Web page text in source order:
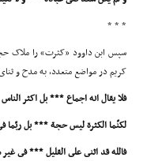
* * *
سپس ابن داوود «کثرت» را ملاک
کریم در مواضع متعدد، به مدح و
فلا یقال انه اجماع *** بل اکثر الناس
لکنّما الکثرة لیس حجة *** بل ربّما
فالله قد اثنى على القلیل *** فى